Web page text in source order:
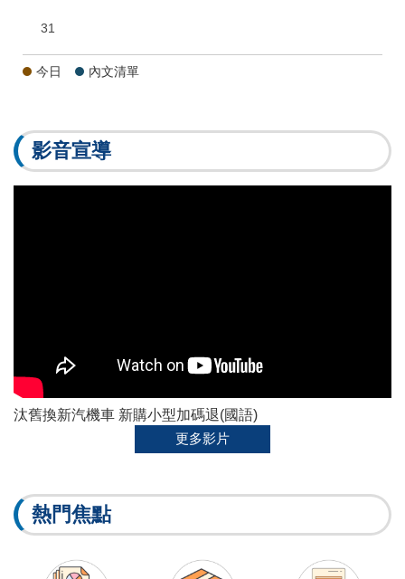
31
今日 內文清單
影音宣導
汰舊換新汽機車 新購小型加碼退(國語)
更多影片
熱門焦點